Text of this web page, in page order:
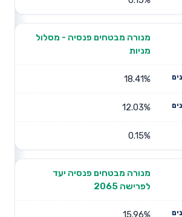
מנורה מבטחים פנסיה - מסלול
מניות
18.41%
12.03%
0.15%
מנורה מבטחים פנסיה יעד
לפרישה 2065
15.96%